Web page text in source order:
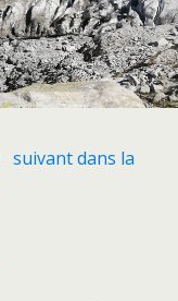
suivant dans la